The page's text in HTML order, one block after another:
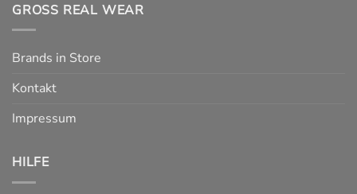
GROSS REAL WEAR
Brands in Store
Kontakt
Impressum
HILFE